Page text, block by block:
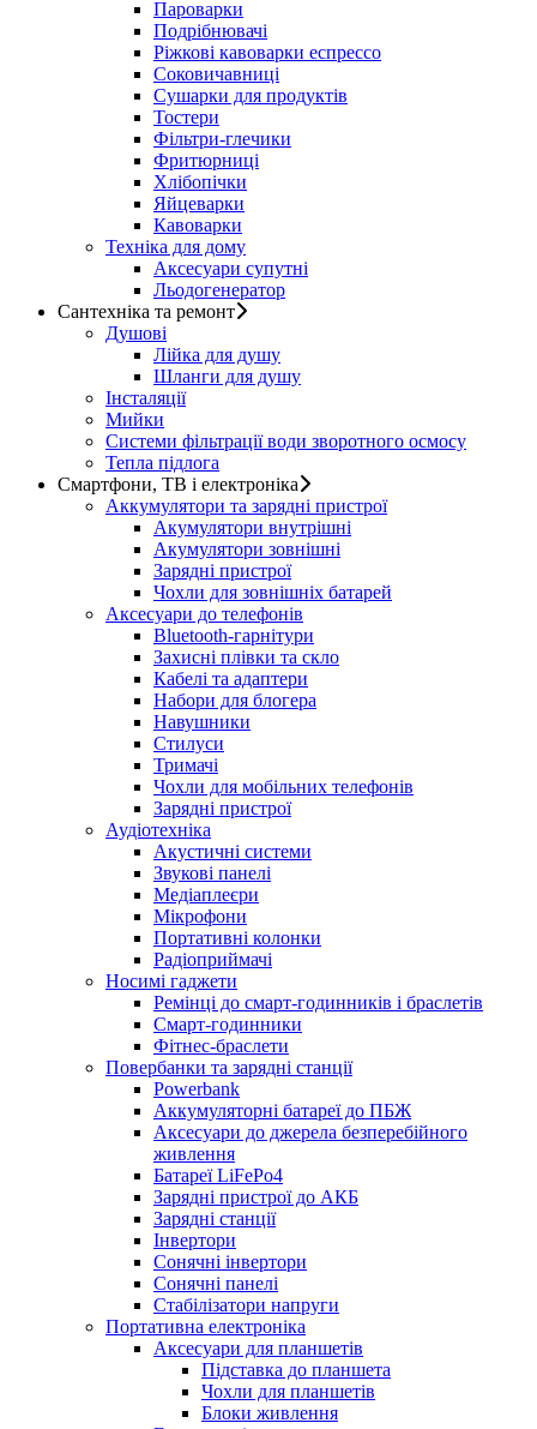
Пароварки
Подрібнювачі
Ріжкові кавоварки еспрессо
Соковичавниці
Сушарки для продуктів
Тостери
Фільтри-глечики
Фритюрниці
Хлібопічки
Яйцеварки
Кавоварки
Техніка для дому
Аксесуари супутні
Льодогенератор
Сантехніка та ремонт
Душові
Лійка для душу
Шланги для душу
Інсталяції
Мийки
Системи фільтрації води зворотного осмосу
Тепла підлога
Смартфони, ТВ і електроніка
Аккумулятори та зарядні пристрої
Акумулятори внутрішні
Акумулятори зовнішні
Зарядні пристрої
Чохли для зовнішніх батарей
Аксесуари до телефонів
Bluetooth-гарнітури
Захисні плівки та скло
Кабелі та адаптери
Набори для блогера
Навушники
Стилуси
Тримачі
Чохли для мобільних телефонів
Зарядні пристрої
Аудіотехніка
Акустичні системи
Звукові панелі
Медіаплеєри
Мікрофони
Портативні колонки
Радіоприймачі
Носимі гаджети
Ремінці до смарт-годинників і браслетів
Смарт-годинники
Фітнес-браслети
Повербанки та зарядні станції
Powerbank
Аккумуляторні батареї до ПБЖ
Аксесуари до джерела безперебійного
живлення
Батареї LiFePo4
Зарядні пристрої до АКБ
Зарядні станції
Інвертори
Сонячні інвертори
Сонячні панелі
Стабілізатори напруги
Портативна електроніка
Аксесуари для планшетів
Підставка до планшета
Чохли для планшетів
Блоки живлення